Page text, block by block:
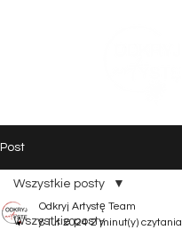
Post
Wszystkie posty
Wszystkie posty
Odkryj Artystę Team
8 lut 2024 2 minut(y) czytania